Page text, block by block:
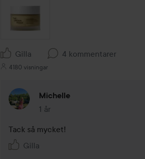
Gilla 4 kommentarer
4180 visningar
Michelle
1 år
Kommentaren lades 1 år
Tack så mycket!
Gilla